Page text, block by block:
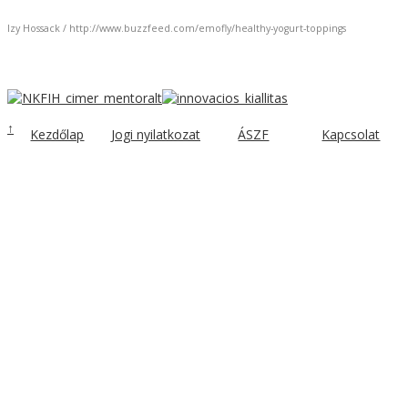
Izy Hossack / http://www.buzzfeed.com/emofly/healthy-yogurt-toppings
↑ Kezdőlap Jogi nyilatkozat ÁSZF Kapcsolat